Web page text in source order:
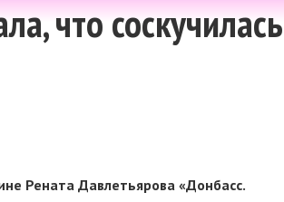
что соскучилась
Рената Давлетьярова «Донбасс.